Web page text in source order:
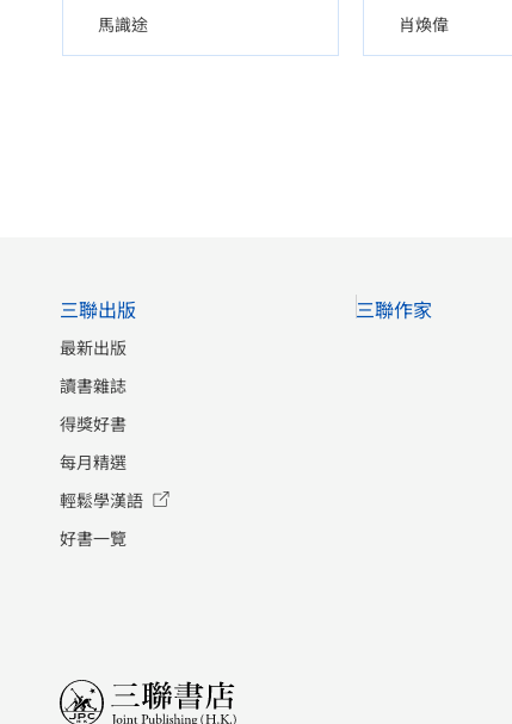
馬識途 肖煥偉
三聯出版
最新出版
讀書雜誌
得獎好書
每月精選
輕鬆學漢語
好書一覽
三聯作家